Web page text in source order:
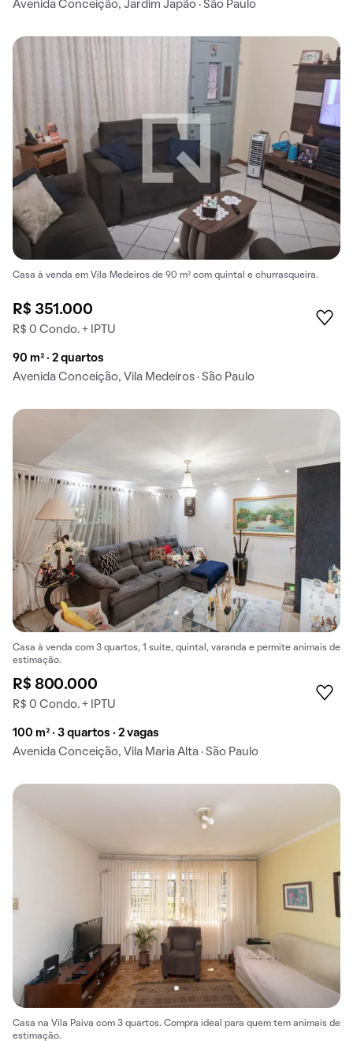
Avenida Conceição, Jardim Japão · São Paulo
Casa à venda em Vila Medeiros de 90 m² com quintal e churrasqueira.
R$ 351.000
R$ 0 Condo. + IPTU
90 m² · 2 quartos
Avenida Conceição, Vila Medeiros · São Paulo
Casa à venda com 3 quartos, 1 suíte, quintal, varanda e permite animais de
estimação.
R$ 800.000
R$ 0 Condo. + IPTU
100 m² · 3 quartos · 2 vagas
Avenida Conceição, Vila Maria Alta · São Paulo
Casa na Vila Paiva com 3 quartos. Compra ideal para quem tem animais de
estimação.